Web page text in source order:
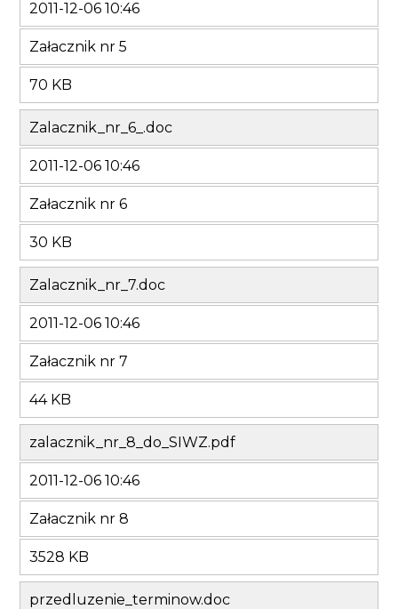
2011-12-06 10:46
Załacznik nr 5
70 KB
Zalacznik_nr_6_.doc
2011-12-06 10:46
Załacznik nr 6
30 KB
Zalacznik_nr_7.doc
2011-12-06 10:46
Załacznik nr 7
44 KB
zalacznik_nr_8_do_SIWZ.pdf
2011-12-06 10:46
Załacznik nr 8
3528 KB
przedluzenie_terminow.doc